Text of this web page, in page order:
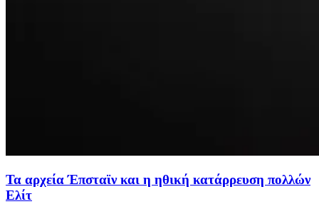
Τα αρχεία Έπσταϊν και η ηθική κατάρρευση πολλών
Ελίτ